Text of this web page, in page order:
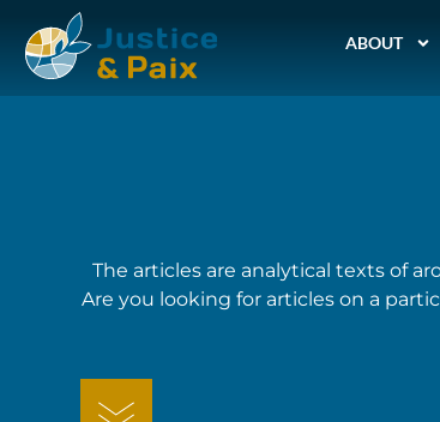
ABOUT
The articles are analytical texts of
Are you looking for articles on a